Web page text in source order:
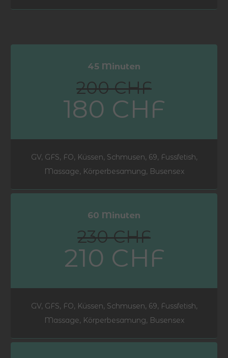
45 Minuten
200 CHF
180 CHF
GV, GFS, FO, Küssen, Schmusen, 69, Fussfetish,
Massage, Körperbesamung, Busensex
60 Minuten
230 CHF
210 CHF
GV, GFS, FO, Küssen, Schmusen, 69, Fussfetish,
Massage, Körperbesamung, Busensex